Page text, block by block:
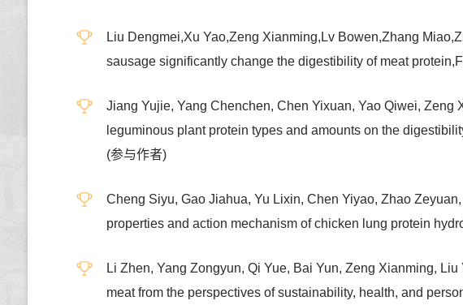
Liu Dengmei,Xu Yao,Zeng Xianming,Lv Bowen,Zhang
sausage significantly change the digestibility of meat
Jiang Yujie, Yang Chenchen, Chen Yixuan, Yao Qiwei,
leguminous plant protein types and amounts on the
(参与作者)
Cheng Siyu, Gao Jiahua, Yu Lixin, Chen Yiyao, Zhao
properties and action mechanism of chicken lung protein
Li Zhen, Yang Zongyun, Qi Yue, Bai Yun, Zeng Xianming,
meat from the perspectives of sustainability, health, and